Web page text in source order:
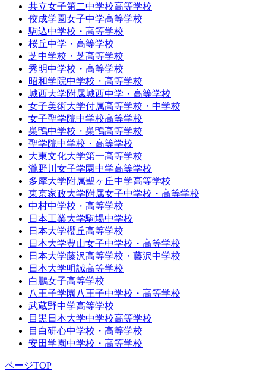
共立女子第二中学校高等学校
佼成学園女子中学高等学校
駒込中学校・高等学校
桜丘中学・高等学校
芝中学校・芝高等学校
秀明中学校・高等学校
昭和学院中学校・高等学校
城西大学附属城西中学・高等学校
女子美術大学付属高等学校・中学校
女子聖学院中学校高等学校
巣鴨中学校・巣鴨高等学校
聖学院中学校・高等学校
大東文化大学第一高等学校
瀧野川女子学園中学高等学校
多摩大学附属聖ヶ丘中学高等学校
東京家政大学附属女子中学校・高等学校
中村中学校・高等学校
日本工業大学駒場中学校
日本大学櫻丘高等学校
日本大学豊山女子中学校・高等学校
日本大学藤沢高等学校・藤沢中学校
日本大学明誠高等学校
白鵬女子高等学校
八王子学園八王子中学校・高等学校
武蔵野中学高等学校
目黒日本大学中学校高等学校
目白研心中学校・高等学校
安田学園中学校・高等学校
ページTOP